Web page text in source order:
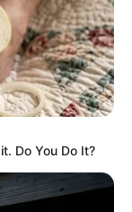
Do You Do It?